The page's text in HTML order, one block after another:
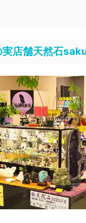
実店舗天然石